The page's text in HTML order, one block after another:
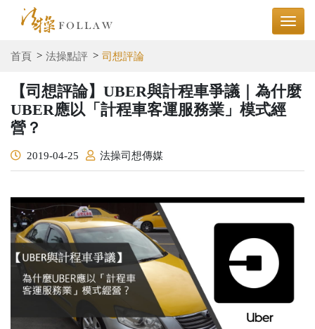
首頁 法操點評 司想評論
【司想評論】UBER與計程車爭議｜為什麼
UBER應以「計程車客運服務業」模式經
營？
2019-04-25 法操司想傳媒